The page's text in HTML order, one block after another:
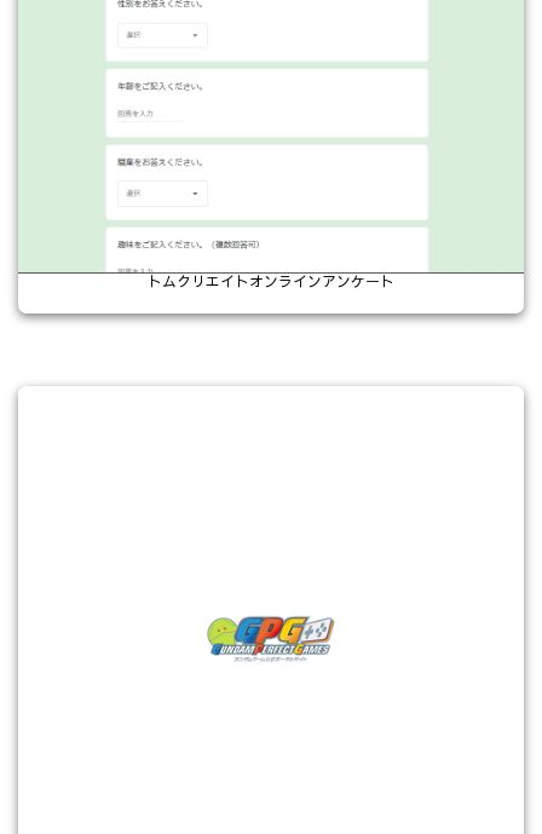
トムクリエイトオンラインアンケート